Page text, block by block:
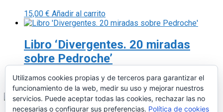
15,00 € Añadir al carrito
Libro ‘Divergentes. 20 miradas
sobre Pedroche’
7,00€ Añadir al carrito
Utilizamos cookies propias y de terceros para garantizar el
funcionamiento de la web, medir su uso y mejorar nuestros
servicios. Puede aceptar todas las cookies, rechazar las no
necesarias o configurar sus preferencias. Política de cookies